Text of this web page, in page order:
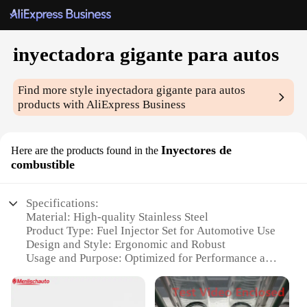
inyectadora gigante para autos
Find more styleinyectadora gigante para autos
products with AliExpress Business
Here are the products found in the Inyectores de
combustible
Specifications:
Material: High-quality Stainless Steel
Product Type: Fuel Injector Set for Automotive Use
Design and Style: Ergonomic and Robust
Usage and Purpose: Optimized for Performance and
Performance and Property: Advanced Fuel Delivery